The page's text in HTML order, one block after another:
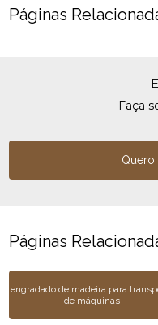
Páginas
Faça
Páginas
engradado de madeira para
de máquinas